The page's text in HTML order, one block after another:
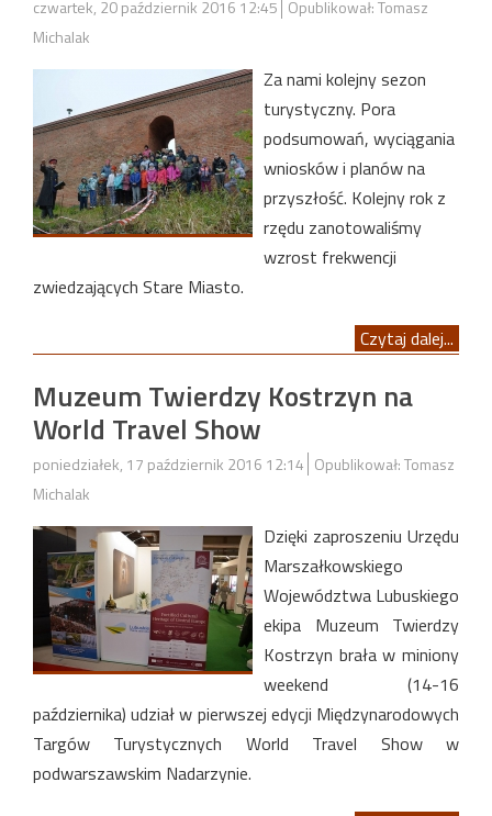
czwartek, 20 październik 2016 12:45 Opublikował: Tomasz
Michalak
Za nami kolejny sezon
turystyczny. Pora
podsumowań, wyciągania
wniosków i planów na
przyszłość. Kolejny rok z
rzędu zanotowaliśmy
wzrost frekwencji
zwiedzających Stare Miasto.
Czytaj dalej...
Muzeum Twierdzy Kostrzyn na
World Travel Show
poniedziałek, 17 październik 2016 12:14 Opublikował: Tomasz
Michalak
Dzięki zaproszeniu Urzędu
Marszałkowskiego
Województwa Lubuskiego
ekipa Muzeum Twierdzy
Kostrzyn brała w miniony
weekend (14-16
października) udział w pierwszej edycji Międzynarodowych
Targów Turystycznych World Travel Show w
podwarszawskim Nadarzynie.